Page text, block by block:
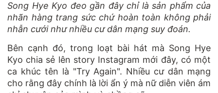
Song Hye Kyo đeo gần đây chỉ là sản phẩm của
nhãn hàng trang sức chứ hoàn toàn không phải
nhẫn cưới như nhiều cư dân mạng suy đoán.
Bên cạnh đó, trong loạt bài hát mà Song Hye
Kyo chia sẻ lên story Instagram mới đây, có một
ca khúc tên là "Try Again". Nhiều cư dân mạng
cho rằng đây chính là lời ẩn ý mà nữ diễn viên ám